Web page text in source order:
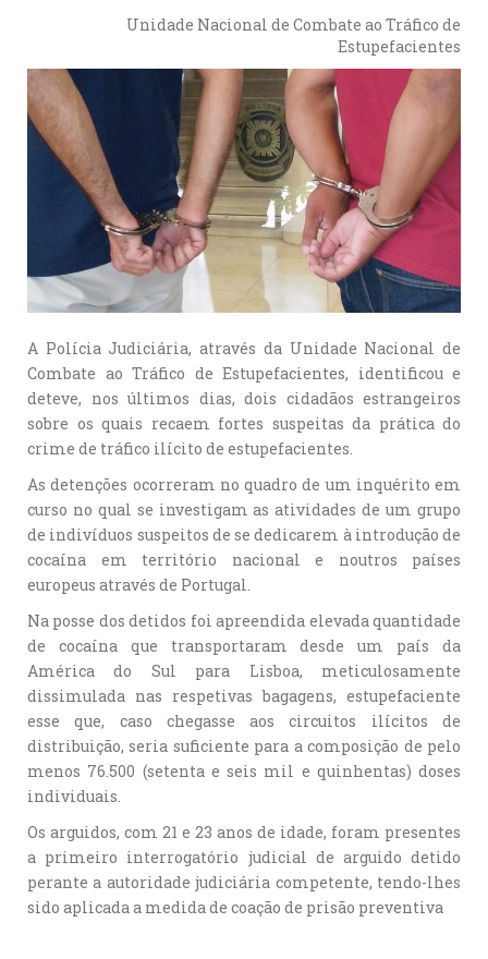
Unidade Nacional de Combate ao Tráfico de
Estupefacientes
A Polícia Judiciária, através da Unidade Nacional de
Combate ao Tráfico de Estupefacientes, identificou e
deteve, nos últimos dias, dois cidadãos estrangeiros
sobre os quais recaem fortes suspeitas da prática do
crime de tráfico ilícito de estupefacientes.
As detenções ocorreram no quadro de um inquérito em
curso no qual se investigam as atividades de um grupo
de indivíduos suspeitos de se dedicarem à introdução de
cocaína em território nacional e noutros países
europeus através de Portugal.
Na posse dos detidos foi apreendida elevada quantidade
de cocaína que transportaram desde um país da
América do Sul para Lisboa, meticulosamente
dissimulada nas respetivas bagagens, estupefaciente
esse que, caso chegasse aos circuitos ilícitos de
distribuição, seria suficiente para a composição de pelo
menos 76.500 (setenta e seis mil e quinhentas) doses
individuais.
Os arguidos, com 21 e 23 anos de idade, foram presentes
a primeiro interrogatório judicial de arguido detido
perante a autoridade judiciária competente, tendo-lhes
sido aplicada a medida de coação de prisão preventiva